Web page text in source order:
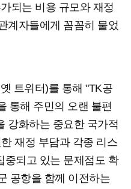
되는 비용 규모와 재정
계자들에게 꼼꼼히 물었
트위터)를 통해 "TK공
통해 주민의 오랜 불편
강화하는 중요한 국가적
재정 부담과 각종 리스
중되고 있는 문제점도 확
공항을 함께 이전하는